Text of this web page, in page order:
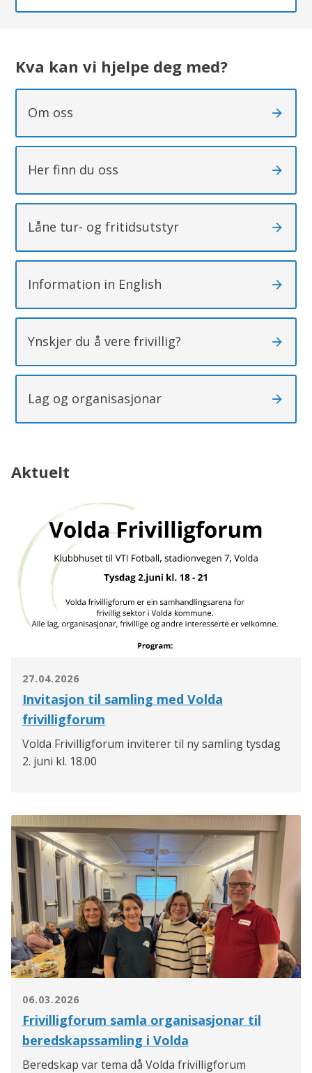
Kva kan vi hjelpe deg med?
Om oss
Her finn du oss
Låne tur- og fritidsutstyr
Information in English
Ynskjer du å vere frivillig?
Lag og organisasjonar
Aktuelt
27.04.2026
Invitasjon til samling med Volda
frivilligforum
Volda Frivilligforum inviterer til ny samling tysdag
2. juni kl. 18.00
06.03.2026
Frivilligforum samla organisasjonar til
beredskapssamling i Volda
Beredskap var tema då Volda frivilligforum